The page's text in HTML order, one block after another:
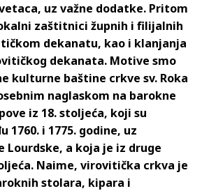
uz važne dodatke. Pritom
zaštitnici župnih i filijalnih
dekanatu, kao i klanjanja
dekanata. Motive smo
kulturne baštine crkve sv. Roka
naglaskom na barokne
iz 18. stoljeća, koji su
1760. i 1775. godine, uz
Lourdske, a koja je iz druge
Naime, virovitička crkva je
stolara, kipara i